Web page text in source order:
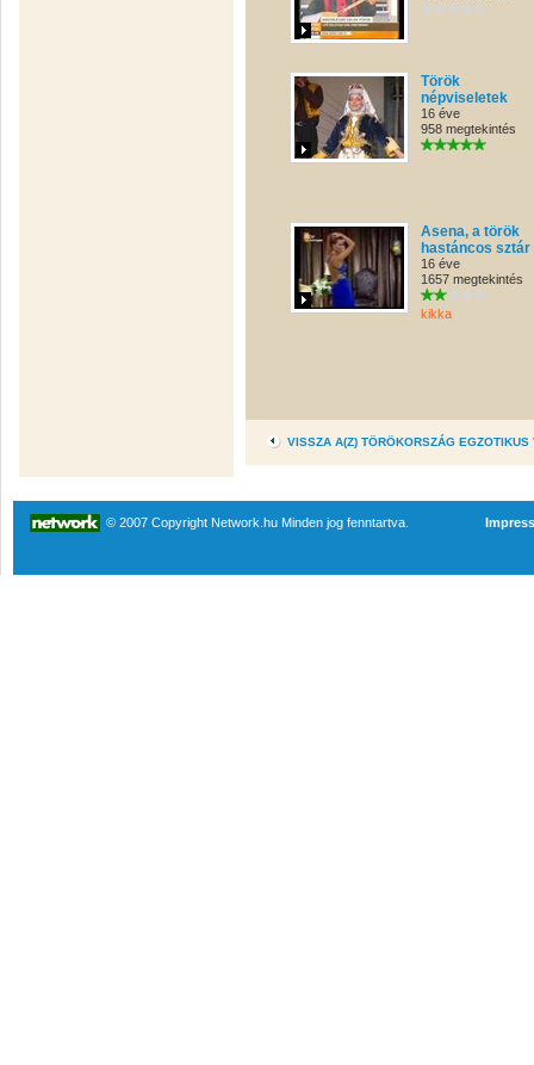
Török
népviseletek
16 éve
958 megtekintés
Asena, a török
hastáncos sztár
16 éve
1657 megtekintés
kikka
VISSZA A(Z) TÖRÖKORSZÁG
© 2007 Copyright Network.hu Minden jog fenntartva.